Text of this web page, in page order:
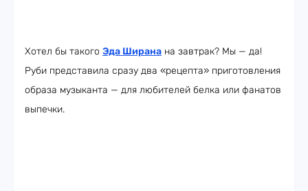
Хотел бы такого Эда Ширана на завтрак? Мы — да!
Руби представила сразу два «рецепта» приготовления
образа музыканта — для любителей белка или фанатов
выпечки.